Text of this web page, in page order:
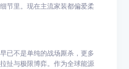
节里。现在主流家装都偏爱柔
已不是单纯的战场厮杀，更多
扯与极限博弈。作为全球能源